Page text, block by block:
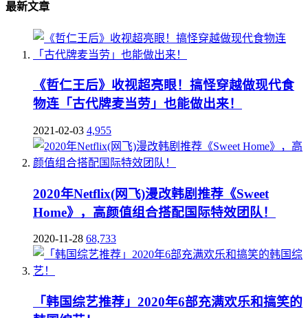
最新文章
《哲仁王后》收视超亮眼！搞怪穿越做现代食
物连「古代牌麦当劳」也能做出来！
2021-02-03 4,955
2020年Netflix(网飞)漫改韩剧推荐《Sweet
Home》，高颜值组合搭配国际特效团队！
2020-11-28 68,733
「韩国综艺推荐」2020年6部充满欢乐和搞笑的